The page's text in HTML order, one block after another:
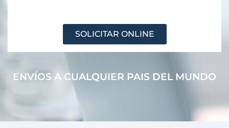
SOLICITAR ONLINE
ENVÍOS A CUALQUIER PAIS DEL MUNDO